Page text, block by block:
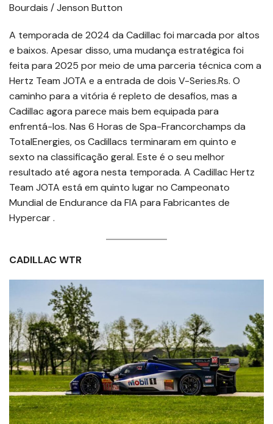
Bourdais / Jenson Button
A temporada de 2024 da Cadillac foi marcada por altos
e baixos. Apesar disso, uma mudança estratégica foi
feita para 2025 por meio de uma parceria técnica com a
Hertz Team JOTA e a entrada de dois V-Series.Rs. O
caminho para a vitória é repleto de desafios, mas a
Cadillac agora parece mais bem equipada para
enfrentá-los. Nas 6 Horas de Spa-Francorchamps da
TotalEnergies, os Cadillacs terminaram em quinto e
sexto na classificação geral. Este é o seu melhor
resultado até agora nesta temporada. A Cadillac Hertz
Team JOTA está em quinto lugar no Campeonato
Mundial de Endurance da FIA para Fabricantes de
Hypercar .
CADILLAC WTR